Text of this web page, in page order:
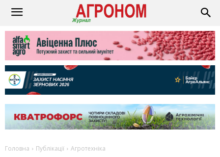
Головна Публікації Агротехніка